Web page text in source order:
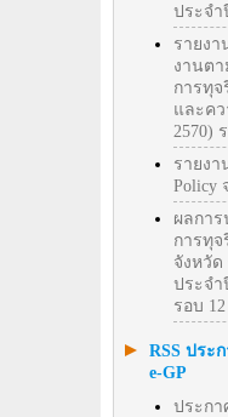
ประจำ
รายง
งานต
การทุ
และคว
2570)
รายงา
Policy
ผลกา
การทุ
จังหวัด
ประจำ
รอบ
RSS ประ
e-GP
ประกา